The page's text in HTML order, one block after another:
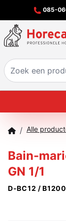
085-
/ Alle
Bain-
GN 1/1
D-BC12 /